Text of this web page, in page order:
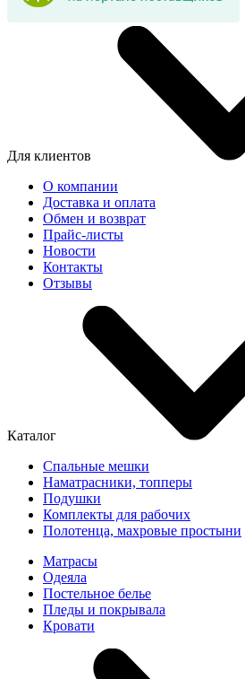
Для клиентов
О компании
Доставка и оплата
Обмен и возврат
Прайс-листы
Новости
Контакты
Отзывы
Каталог
Спальные мешки
Наматрасники, топперы
Подушки
Комплекты для рабочих
Полотенца, махровые простыни
Матрасы
Одеяла
Постельное белье
Пледы и покрывала
Кровати